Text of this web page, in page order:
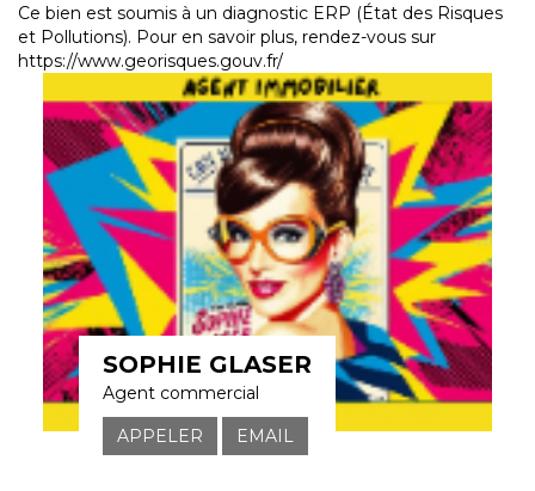
Ce bien est soumis à un diagnostic ERP (État des Risques
et Pollutions). Pour en savoir plus, rendez-vous sur
https://www.georisques.gouv.fr/
SOPHIE GLASER
Agent commercial
APPELER
EMAIL